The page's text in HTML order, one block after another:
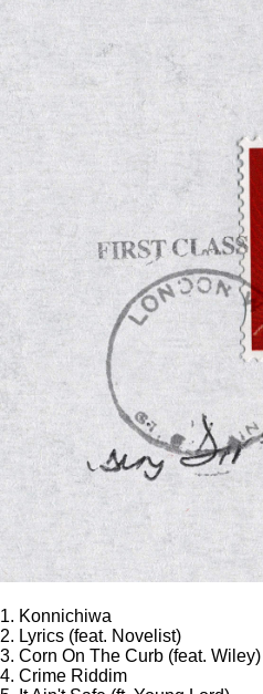
1. Konnichiwa
2. Lyrics (feat. Novelist)
3. Corn On The Curb (feat. Wiley)
4. Crime Riddim